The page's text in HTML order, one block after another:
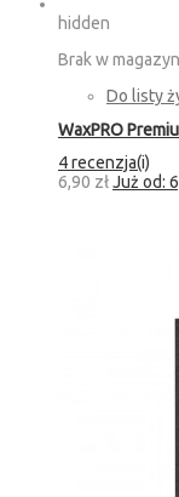
hidden
Brak w
Do listy
WaxPRO
4 recenzja(i)
6,90 złJuż od: